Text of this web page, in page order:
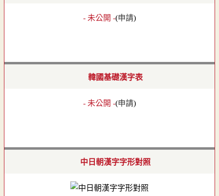
- 未公開 -(申請)
韓國基礎漢字表
- 未公開 -(申請)
中日朝漢字字形對照